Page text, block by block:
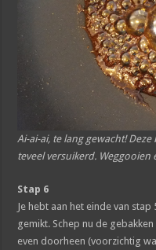
Ai-ai-ai, te lang gewacht!
teveel versuikerd.
Stap 6
Je hebt aan het einde van
gemikt. Schep nu de
even doorheen (voorzichtig